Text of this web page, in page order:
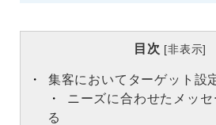
目次 [非表示]
集客においてターゲット設
ニーズに合わせたメッセ
る